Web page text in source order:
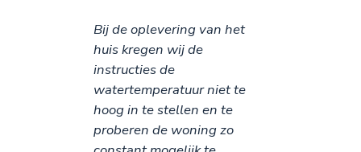
Bij de oplevering van het
huis kregen wij de
instructies de
watertemperatuur niet te
hoog in te stellen en te
proberen de woning zo